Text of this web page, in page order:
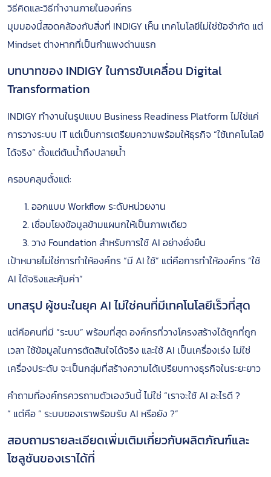
วิธีคิดและวิธีทำงานภายในองค์กร
มุมมองนี้สอดคล้องกับสิ่งที่ INDIGY เห็น เทคโนโลยีไม่ใช่ข้อจำกัด แต่
Mindset ต่างหากที่เป็นกำแพงด่านแรก
บทบาทของ INDIGY ในการขับเคลื่อน Digital
Transformation
INDIGY ทำงานในรูปแบบ Business Readiness Platform ไม่ใช่แค่
การวางระบบ IT แต่เป็นการเตรียมความพร้อมให้ธุรกิจ “ใช้เทคโนโลยี
ได้จริง” ตั้งแต่ต้นน้ำถึงปลายน้ำ
ครอบคลุมตั้งแต่:
ออกแบบ Workflow ระดับหน่วยงาน
เชื่อมโยงข้อมูลข้ามแผนกให้เป็นภาพเดียว
วาง Foundation สำหรับการใช้ AI อย่างยั่งยืน
เป้าหมายไม่ใช่การทำให้องค์กร “มี AI ใช้” แต่คือการทำให้องค์กร “ใช้
AI ได้จริงและคุ้มค่า”
บทสรุป ผู้ชนะในยุค AI ไม่ใช่คนที่มีเทคโนโลยีเร็วที่สุด
แต่คือคนที่มี “ระบบ” พร้อมที่สุด องค์กรที่วางโครงสร้างได้ถูกที่ถูก
เวลา ใช้ข้อมูลในการตัดสินใจได้จริง และใช้ AI เป็นเครื่องเร่ง ไม่ใช่
เครื่องประดับ จะเป็นกลุ่มที่สร้างความได้เปรียบทางธุรกิจในระยะยาว
คำถามที่องค์กรควรถามตัวเองวันนี้ ไม่ใช่ “เราจะใช้ AI อะไรดี ?
” แต่คือ ” ระบบของเราพร้อมรับ AI หรือยัง ?”
สอบถามรายละเอียดเพิ่มเติมเกี่ยวกับผลิตภัณฑ์และ
โซลูชันของเราได้ที่